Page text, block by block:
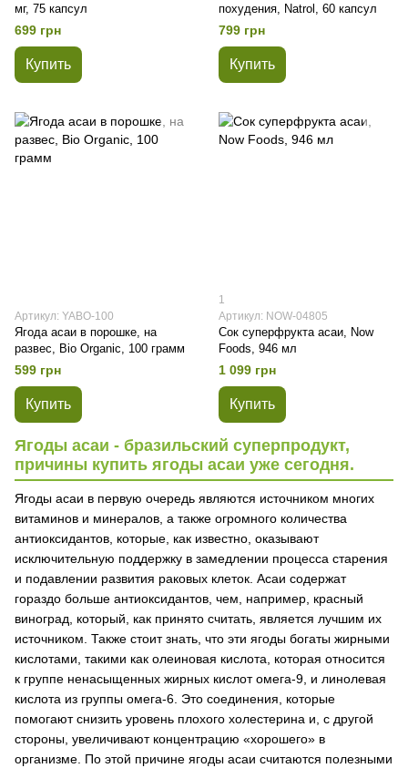
мг, 75 капсул
699 грн
Купить
похудения, Natrol, 60 капсул
799 грн
Купить
Артикул: YABO-100
Ягода асаи в порошке, на
развес, Bio Organic, 100 грамм
599 грн
Купить
1
Артикул: NOW-04805
Сок суперфрукта асаи, Now
Foods, 946 мл
1 099 грн
Купить
Ягоды асаи - бразильский суперпродукт,
причины купить ягоды асаи уже сегодня.
Ягоды асаи в первую очередь являются источником многих
витаминов и минералов, а также огромного количества
антиоксидантов, которые, как известно, оказывают
исключительную поддержку в замедлении процесса старения
и подавлении развития раковых клеток. Асаи содержат
гораздо больше антиоксидантов, чем, например, красный
виноград, который, как принято считать, является лучшим их
источником. Также стоит знать, что эти ягоды богаты жирными
кислотами, такими как олеиновая кислота, которая относится
к группе ненасыщенных жирных кислот омега-9, и линолевая
кислота из группы омега-6. Это соединения, которые
помогают снизить уровень плохого холестерина и, с другой
стороны, увеличивают концентрацию «хорошего» в
организме. По этой причине ягоды асаи считаются полезными